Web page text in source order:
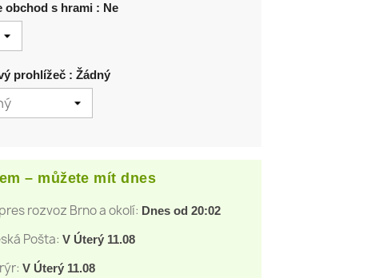
obchod s hrami : Ne
prohlížeč : Žádný
– můžete mít dnes
rozvoz Brno a okolí: Dnes od 20:02
Pošta: V Úterý 11.08
V Úterý 11.08